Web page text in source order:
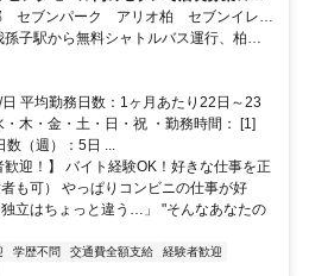
経験も可）／完全夜勤なし／トイレ清掃
セブンパーク アリオ柏 セブンイレブ
子駅から無料シャトルバス運行、柏駅
平均勤務日数：1ヶ月あたり22日～23
木・金・土・日・祝 ・勤務時間： [1]
（週）：5日 ...
迎！】 バイト経験OK！好きな仕事を正
も可） やっぱりコンビニの仕事が好
立はちょっと違う…」 "そんなあなたの
学歴不問 交通費全額支給
経験者歓迎